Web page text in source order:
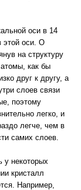
оси в 14
этой оси. О
на структуру
как бы
друг к другу, а
слоев связи
поэтому
легко, и
легче, чем в
самих слоев.
у некоторых
кристалл
Например,